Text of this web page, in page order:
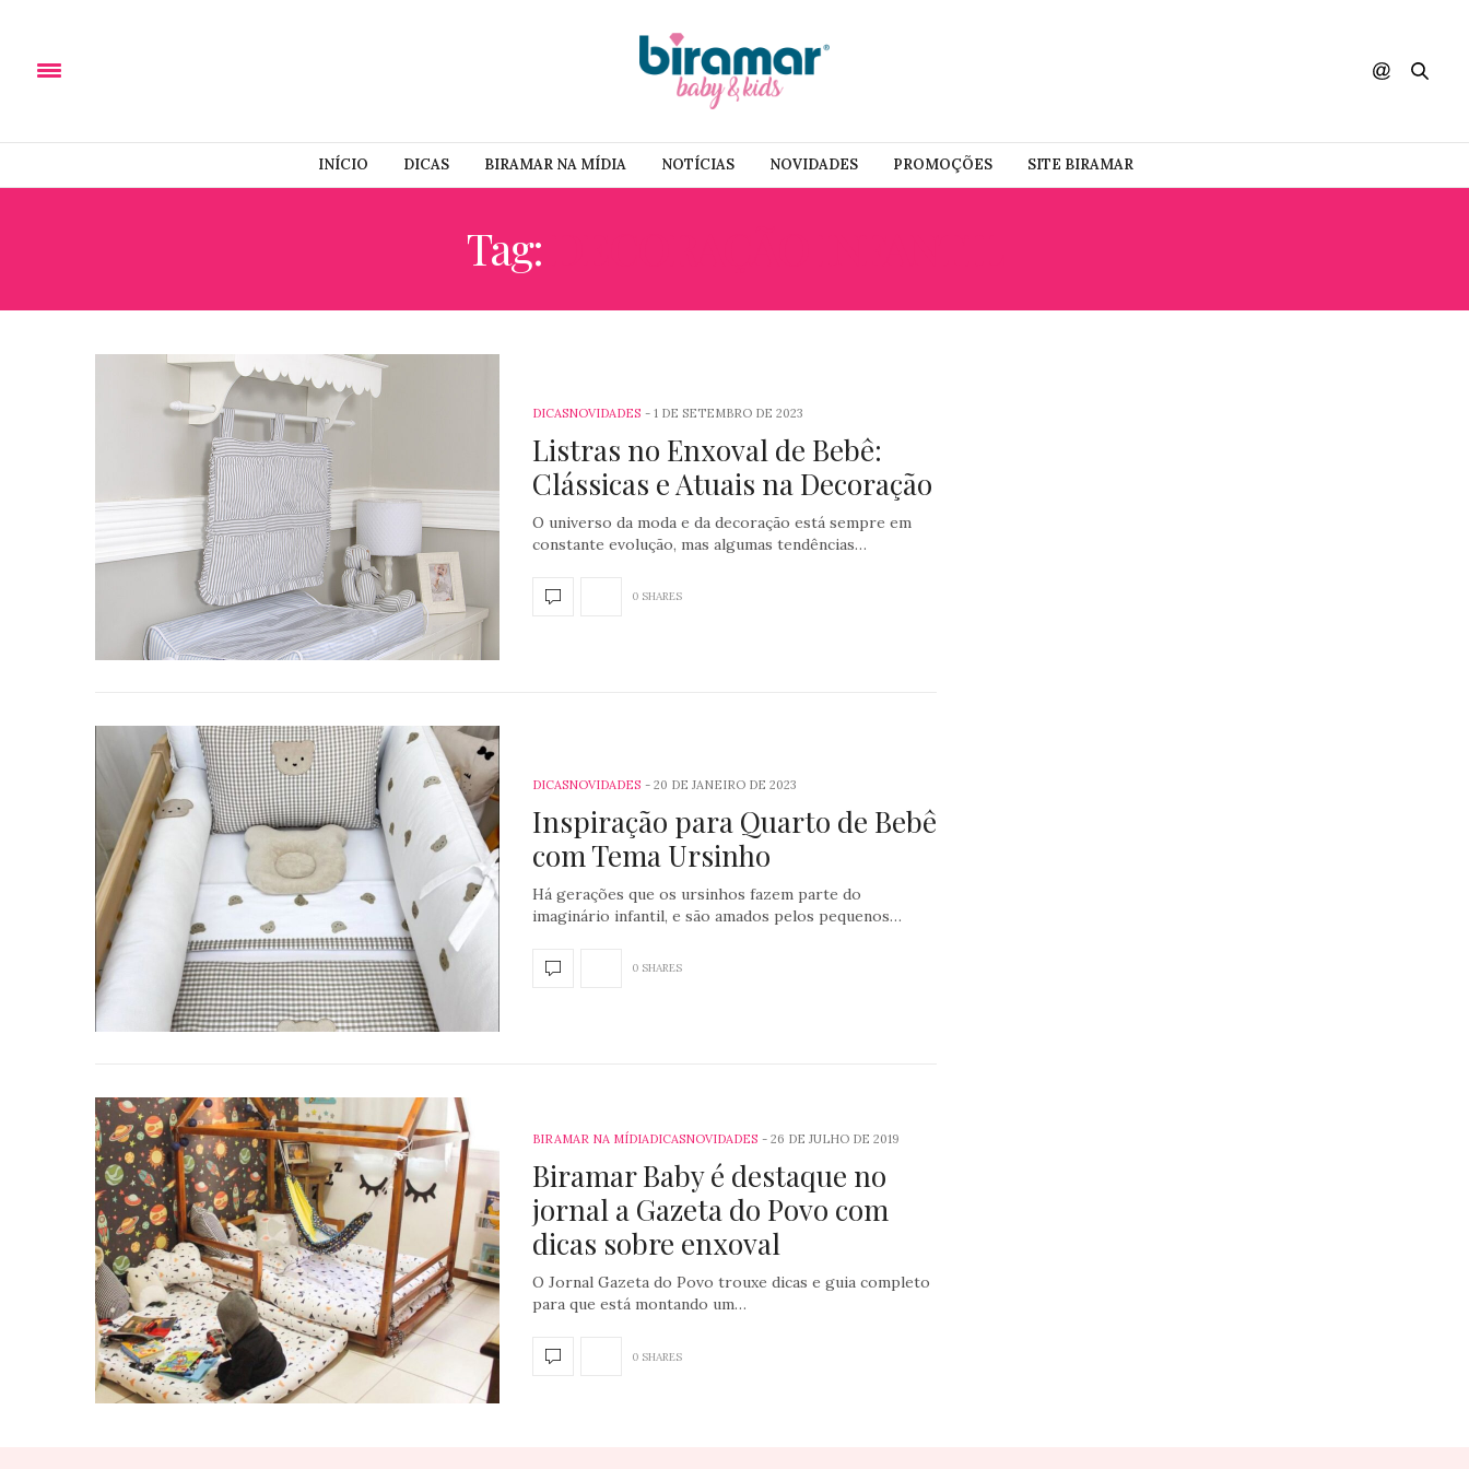
INÍCIO DICAS BIRAMAR NA MÍDIA NOTÍCIAS NOVIDADES PROMOÇÕES SITE BIRAMAR
Tag:
DICASNOVIDADES 1 DE SETEMBRO DE 2023
Listras no Enxoval de Bebê:
Clássicas e Atuais na Decoração
O universo da moda e da decoração está sempre em
constante evolução, mas algumas tendências…
0 SHARES
DICASNOVIDADES 20 DE JANEIRO DE 2023
Inspiração para Quarto de Bebê
com Tema Ursinho
Há gerações que os ursinhos fazem parte do
imaginário infantil, e são amados pelos pequenos…
0 SHARES
BIRAMAR NA MÍDIADICASNOVIDADES 26 DE JULHO DE 2019
Biramar Baby é destaque no
jornal a Gazeta do Povo com
dicas sobre enxoval
O Jornal Gazeta do Povo trouxe dicas e guia completo
para que está montando um…
0 SHARES